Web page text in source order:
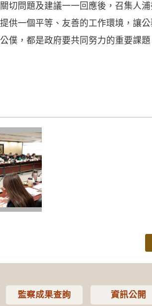
切問題及建議一一回應後，召集人
供一個平等、友善的工作環境，讓
僕，都是政府要共同努力的重要課題
監察成果查詢 資訊公開